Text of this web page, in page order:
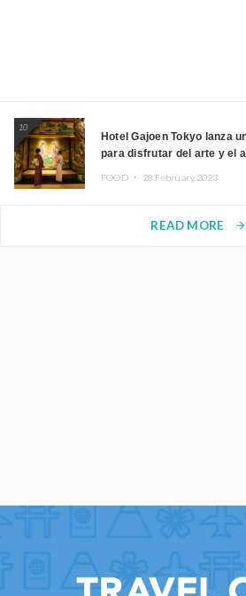
10
Hotel Gajoen Tokyo lanza
para disfrutar del arte y el
FOOD ・ 28.February.2023
READ MORE arrow_forward